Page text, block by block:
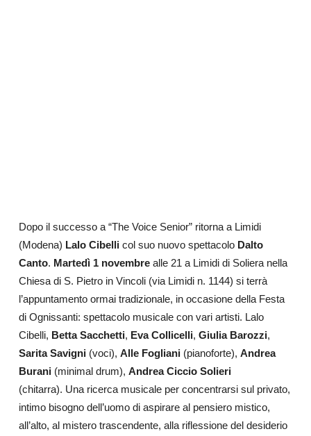
Dopo il successo a “The Voice Senior” ritorna a Limidi
(Modena) Lalo Cibelli col suo nuovo spettacolo Dalto
Canto. Martedì 1 novembre alle 21 a Limidi di Soliera nella
Chiesa di S. Pietro in Vincoli (via Limidi n. 1144) si terrà
l’appuntamento ormai tradizionale, in occasione della Festa
di Ognissanti: spettacolo musicale con vari artisti. Lalo
Cibelli, Betta Sacchetti, Eva Collicelli, Giulia Barozzi,
Sarita Savigni(voci), Alle Fogliani(pianoforte), Andrea
Burani(minimal drum), Andrea Ciccio Solieri
(chitarra). Una ricerca musicale per concentrarsi sul privato,
intimo bisogno dell’uomo di aspirare al pensiero mistico,
all’alto, al mistero trascendente, alla riflessione del desiderio